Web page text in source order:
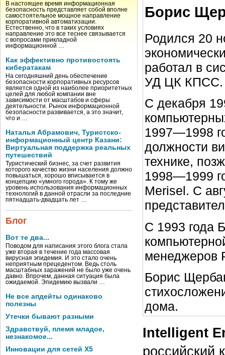
В настоящее время информационная
безопасность представляет собой вполне
самостоятельное мощное направление
корпоративной автоматизации.
Естественно, что в таких условиях
направление это все теснее связывается
с вопросами прикладной
информационной …
Как эффективно противостоять
кибератакам
На сегодняшний день обеспечение
безопасности корпоративных ресурсов
является одной из наиболее приоритетных
целей для любой компании вне
зависимости от масштабов и сферы
деятельности. Рынок информационной
безопасности развивается, а это значит,
что и …
Наталья Абрамович, Туристско-
информационный центр Казани:
Виртуальная поддержка реальных
путешествий
Туристический бизнес, за счет развития
которого качество жизни населения должно
повышаться, хорошо вписывается в
концепцию «умного города». К тому же
уровень использования информационных
технологий в данной отрасли за последние
пятнадцать-двадцать лет …
Блог
Вот те два...
Поводом для написания этого блога стала
уже вторая в течение года массовая
вирусная эпидемия. И это стало очень
неприятным прецедентом. Ведь столь
масштабных заражений не было уже очень
давно. Впрочем, данная ситуация была
ожидаемой. Эпидемию вызвали …
Не все апдейты одинаково
полезны
Утечки бывают разными
Здравствуй, племя младое,
незнакомое...
Инновации для сетей X5
Борис
Родился 20
работал в
УД ЦК КПСС.
С декабря
1997—1998
должности
технике,
1998—1999
Merisel. С
С 1993 года
менеджеров
Борис
дома.
Intelligent
российский